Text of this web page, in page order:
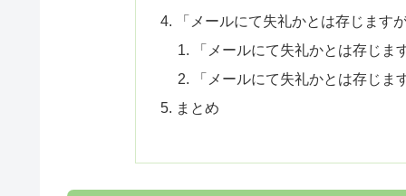
「メールにて失礼かとは存じます
「メールにて失礼かとは存じま
「メールにて失礼かとは存じま
まとめ